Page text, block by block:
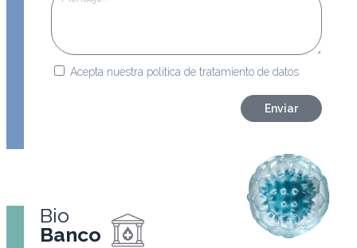
tratamiento
Acepta nuestra politica de tratamiento de datos
Enviar
Bio
Banco